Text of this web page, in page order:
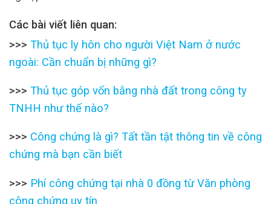
Các bài viết liên quan:
>>> Thủ tục ly hôn cho người Việt Nam ở nước
ngoài: Cần chuẩn bị những gì?
>>> Thủ tục góp vốn bằng nhà đất trong công ty
TNHH như thế nào?
>>> Công chứng là gì? Tất tần tật thông tin về công
chứng mà bạn cần biết
>>> Phí công chứng tại nhà 0 đồng từ Văn phòng
công chứng uy tín